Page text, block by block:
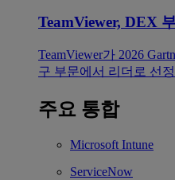
TeamViewer, DEX
TeamViewer가 2026
구 부문에서 리더로 선
주요 통합
Microsoft Intune
ServiceNow